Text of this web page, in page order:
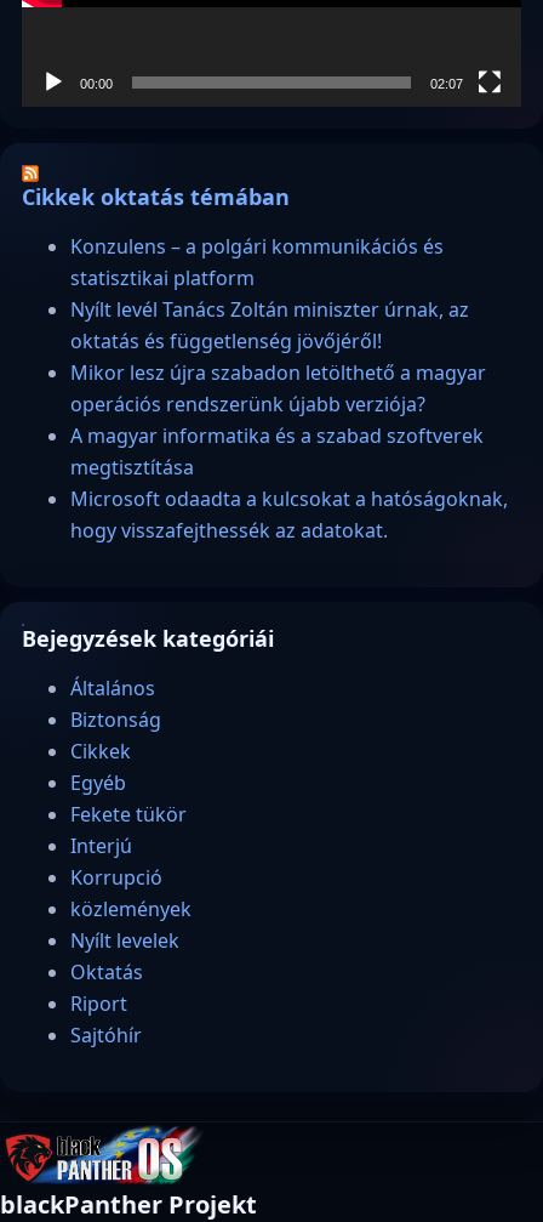
00:00 02:07
Cikkek oktatás témában
Konzulens – a polgári kommunikációs és
statisztikai platform
Nyílt levél Tanács Zoltán miniszter úrnak, az
oktatás és függetlenség jövőjéről!
Mikor lesz újra szabadon letölthető a magyar
operációs rendszerünk újabb verziója?
A magyar informatika és a szabad szoftverek
megtisztítása
Microsoft odaadta a kulcsokat a hatóságoknak,
hogy visszafejthessék az adatokat.
Bejegyzések kategóriái
Általános
Biztonság
Cikkek
Egyéb
Fekete tükör
Interjú
Korrupció
közlemények
Nyílt levelek
Oktatás
Riport
Sajtóhír
blackPanther Projekt